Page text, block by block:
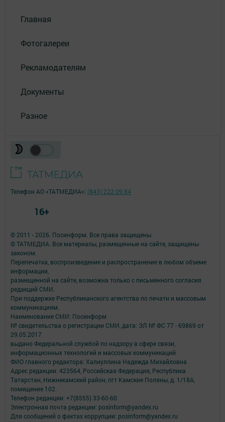
Главная
Фотогалереи
Рекламодателям
Документы
Разное
© 2011 - 2026. Посинформ. Все права защищены.
© ТАТМЕДИА. Все материалы, размещенные на сайте, защищены
законом.
Перепечатка, воспроизведение и распространение в любом объеме
информации,
размещенной на сайте, возможна только с письменного согласия
редакций СМИ.
При поддержке Республиканского агентства по печати и массовым
коммуникациям.
Наименование СМИ: Посинформ
№ свидетельства о регистрации СМИ, дата: ЭЛ № ФС 77 - 69869 от
29.05.2017
выдано Федеральной службой по надзору в сфере связи,
информационных технологий и массовых коммуникаций
ФИО главного редактора: Халиуллина Надежда Михайловна
Адрес редакции: 423564, Российская Федерация, Республика
Татарстан, Нижнекамский район, пгт Камские Поляны, д. 1/18А,
помещение 102.
Телефон редакции: +7(8555) 33-60-60
Электронная почта редакции: posinform@yandex.ru
Для сообщений о фактах коррупции: posinform@yandex.ru
Телефон АО «ТАТМЕДИА»: (843) 222 09 84
16+